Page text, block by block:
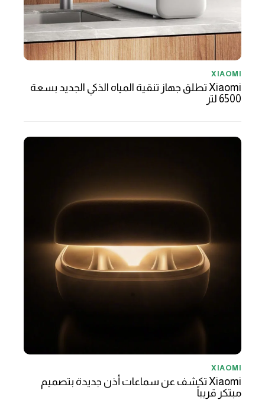
XIAOMI
Xiaomi تطلق جهاز تنقية المياه الذكي الجديد بسعة
6500 لتر
XIAOMI
Xiaomi تكشف عن سماعات أذن جديدة بتصميم
مبتكر قريباً